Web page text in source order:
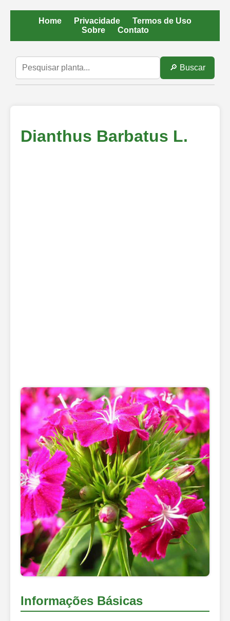
Home Privacidade
Termos de Uso
Sobre
Contato
🔎 Buscar
Dianthus Barbatus L.
Informações Básicas